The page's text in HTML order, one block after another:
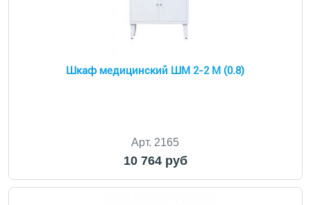
Шкаф медицинский ШМ 2-2 М (0.8)
Арт. 2165
10 764 руб